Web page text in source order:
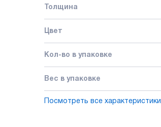
Толщина
Цвет
Кол-во в упаковке
Вес в упаковке
Посмотреть все характеристики